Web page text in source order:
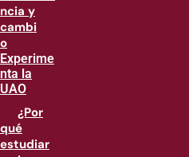
ncia y
cambi
o
Experime
nta la
UAO
¿Por
qué
estudiar